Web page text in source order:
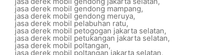
jasa derek mobil gendong mampang,
jasa derek mobil gendong meruya,
jasa derek mobil pelabuhan ratu,
jasa derek mobil petogogan jakarta selatan,
jasa derek mobil petukangan jakarta selatan,
jasa derek mobil poltangan,
jasa derek mobil poltangan jakarta selatan,